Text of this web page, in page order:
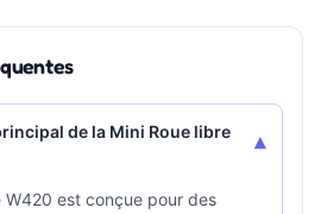
de la Mini Roue libre
▾
W420 est conçue pour des